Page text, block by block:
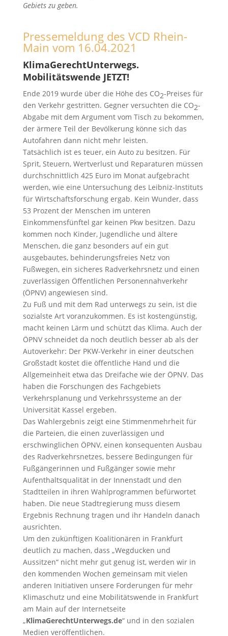
Gebiets zu geben.
Pressemeldung des VCD Rhein-
Main vom 16.04.2021
KlimaGerechtUnterwegs.
Mobilitätswende JETZT!
Ende 2019 wurde über die Höhe des CO2-Preises für
den Verkehr gestritten. Gegner versuchten die CO2-
Abgabe mit dem Argument vom Tisch zu bekommen,
der ärmere Teil der Bevölkerung könne sich das
Autofahren dann nicht mehr leisten.
Tatsächlich ist es teuer, ein Auto zu besitzen. Für
Sprit, Steuern, Wertverlust und Reparaturen müssen
durchschnittlich 425 Euro im Monat aufgebracht
werden, wie eine Untersuchung des Leibniz-Instituts
für Wirtschaftsforschung ergab. Kein Wunder, dass
53 Prozent der Menschen im unteren
Einkommensfünftel gar keinen Pkw besitzen. Dazu
kommen noch Kinder, Jugendliche und ältere
Menschen, die ganz besonders auf ein gut
ausgebautes, behinderungsfreies Netz von
Fußwegen, ein sicheres Radverkehrsnetz und einen
zuverlässigen Öffentlichen Personennahverkehr
(ÖPNV) angewiesen sind.
Zu Fuß und mit dem Rad unterwegs zu sein, ist die
sozialste Art voranzukommen. Es ist kostengünstig,
macht keinen Lärm und schützt das Klima. Auch der
ÖPNV schneidet da noch deutlich besser ab als der
Autoverkehr: Der PKW-Verkehr in einer deutschen
Großstadt kostet die öffentliche Hand und die
Allgemeinheit etwa das Dreifache wie der ÖPNV. Das
haben die Forschungen des Fachgebiets
Verkehrsplanung und Verkehrssysteme an der
Universität Kassel ergeben.
Das Wahlergebnis zeigt eine Stimmenmehrheit für
die Parteien, die einen zuverlässigen und
erschwinglichen ÖPNV, einen konsequenten Ausbau
des Radverkehrsnetzes, bessere Bedingungen für
Fußgängerinnen und Fußgänger sowie mehr
Aufenthaltsqualität in der Innenstadt und den
Stadtteilen in ihren Wahlprogrammen befürwortet
haben. Die neue Stadtregierung muss diesem
Ergebnis Rechnung tragen und ihr Handeln danach
ausrichten.
Um den zukünftigen Koalitionären in Frankfurt
deutlich zu machen, dass „Wegducken und
Aussitzen“ nicht mehr gut genug ist, werden wir in
den kommenden Wochen gemeinsam mit vielen
anderen Initiativen unsere Forderungen für mehr
Klimaschutz und eine Mobilitätswende in Frankfurt
am Main auf der Internetseite
„KlimaGerechtUnterwegs.de“ und in den sozialen
Medien veröffentlichen.